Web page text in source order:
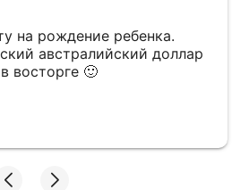
на рождение ребенка.
австралийский доллар
восторге 🙂